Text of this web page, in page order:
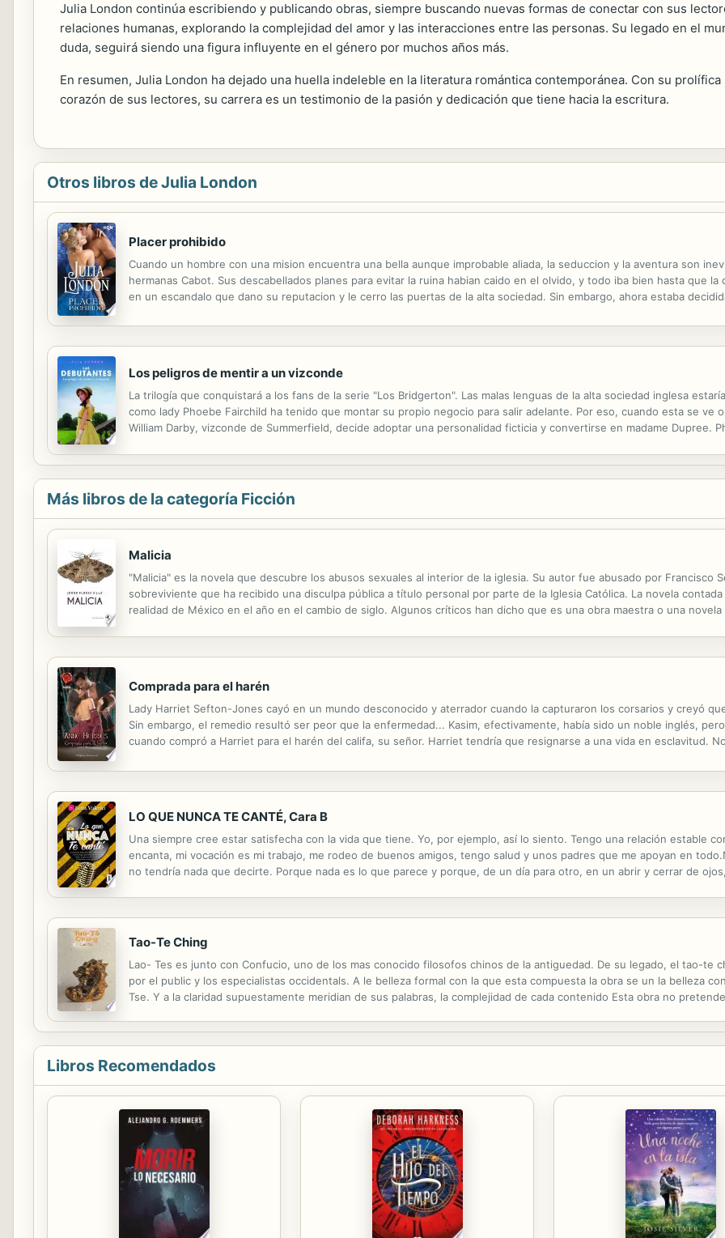
Julia London continúa escribiendo y publicando obras, siempre buscando nuevas formas de conectar con sus
relaciones humanas, explorando la complejidad del amor y las interacciones entre las personas. Su legado en el
duda, seguirá siendo una figura influyente en el género por muchos años más.
En resumen, Julia London ha dejado una huella indeleble en la literatura romántica contemporánea. Con su
corazón de sus lectores, su carrera es un testimonio de la pasión y dedicación que tiene hacia la escritura.
Otros libros de Julia London
Placer prohibido
Cuando un hombre con una mision encuentra una bella aunque improbable aliada, la seduccion y la aventura son
hermanas Cabot. Sus descabellados planes para evitar la ruina habian caido en el olvido, y todo iba bien hasta que
en un escandalo que dano su reputacion y le cerro las puertas de la alta sociedad. Sin embargo, ahora estaba
Los peligros de mentir a un vizconde
La trilogía que conquistará a los fans de la serie "Los Bridgerton". Las malas lenguas de la alta sociedad inglesa
como lady Phoebe Fairchild ha tenido que montar su propio negocio para salir adelante. Por eso, cuando esta se ve
William Darby, vizconde de Summerfield, decide adoptar una personalidad ficticia y convertirse en madame Dupree.
Más libros de la categoría Ficción
Malicia
"Malicia" es la novela que descubre los abusos sexuales al interior de la iglesia. Su autor fue abusado por Francisco
sobreviviente que ha recibido una disculpa pública a título personal por parte de la Iglesia Católica. La novela
realidad de México en el año en el cambio de siglo. Algunos críticos han dicho que es una obra maestra o una
Comprada para el harén
Lady Harriet Sefton-Jones cayó en un mundo desconocido y aterrador cuando la capturaron los corsarios y creyó
Sin embargo, el remedio resultó ser peor que la enfermedad... Kasim, efectivamente, había sido un noble inglés,
cuando compró a Harriet para el harén del califa, su señor. Harriet tendría que resignarse a una vida en esclavitud.
LO QUE NUNCA TE CANTÉ, Cara B
Una siempre cree estar satisfecha con la vida que tiene. Yo, por ejemplo, así lo siento. Tengo una relación estable
encanta, mi vocación es mi trabajo, me rodeo de buenos amigos, tengo salud y unos padres que me apoyan en
no tendría nada que decirte. Porque nada es lo que parece y porque, de un día para otro, en un abrir y cerrar de
Tao-Te Ching
Lao- Tes es junto con Confucio, uno de los mas conocido filosofos chinos de la antiguedad. De su legado, el tao-te
por el public y los especialistas occidentals. A le belleza formal con la que esta compuesta la obra se un la belleza
Tse. Y a la claridad supuestamente meridian de sus palabras, la complejidad de cada contenido Esta obra no
Libros Recomendados